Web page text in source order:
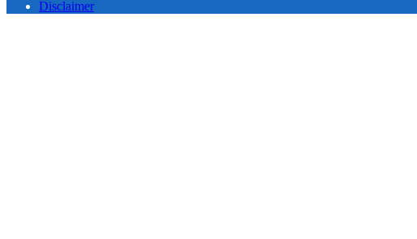
Disclaimer